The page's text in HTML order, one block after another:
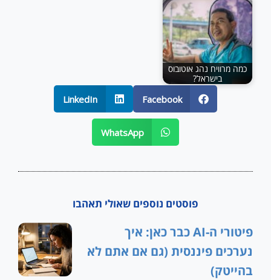
כמה מרוויח נהג אוטובוס
בישראל?
Facebook
LinkedIn
WhatsApp
פוסטים נוספים שאולי תאהבו
פיטורי ה-AI כבר כאן: איך
נערכים פיננסית (גם אם אתם לא
בהייטק)